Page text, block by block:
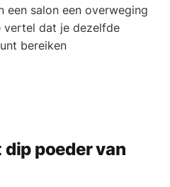
een salon een overweging
vertel dat je dezelfde
bereiken
poeder van